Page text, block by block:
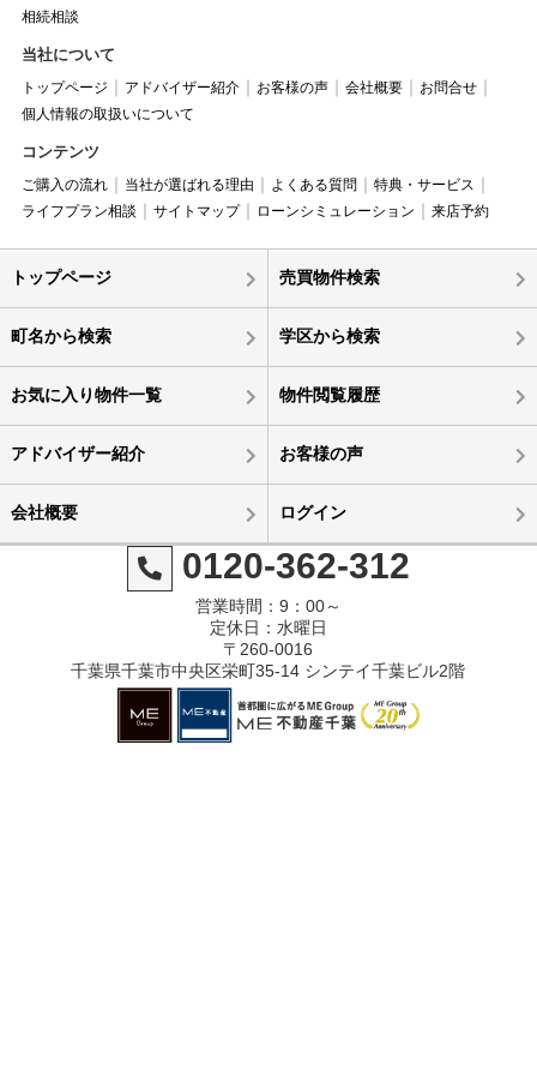
相続相談
当社について
トップページ アドバイザー紹介 お客様の声 会社概要
お問合せ
個人情報の取扱いについて
コンテンツ
ご購入の流れ 当社が選ばれる理由 よくある質問
特典・サービス
ライフプラン相談
サイトマップ ローンシミュレーション 来店予約
トップページ 売買物件検索
町名から検索 学区から検索
お気に入り物件一覧 物件閲覧履歴
アドバイザー紹介 お客様の声
会社概要 ログイン
0120-362-312
営業時間：9：00～
定休日：水曜日
〒260-0016
千葉県千葉市中央区栄町35-14 シンテイ千葉ビル2階